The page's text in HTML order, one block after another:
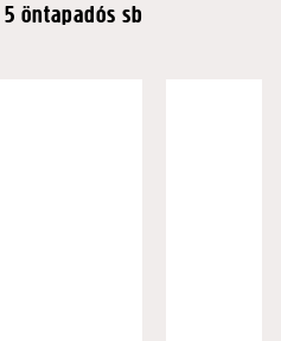
öntapadós sb